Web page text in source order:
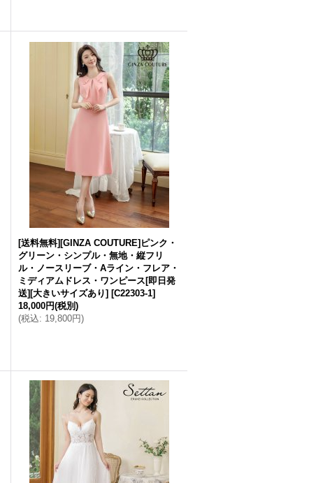
[送料無料][GINZA COUTURE]ピンク・
グリーン・シンプル・無地・縦フリ
ル・ノースリーブ・Aライン・フレア・
ミディアムドレス・ワンピース[即日発
送][大きいサイズあり] [C22303-1]
18,000円(税別)
(税込: 19,800円)